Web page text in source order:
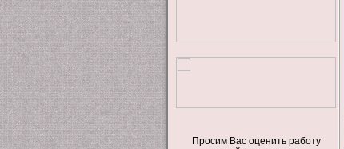
Просим Вас оценить работу